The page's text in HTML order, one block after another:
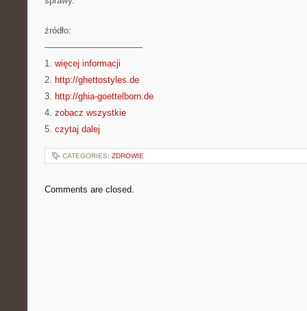
źródło:
———————————
1. więcej informacji
2. http://ghettostyles.de
3. http://ghia-goettelborn.de
4. zobacz wszystkie
5. czytaj dalej
CATEGORIES: ZDROWIE
Comments are closed.